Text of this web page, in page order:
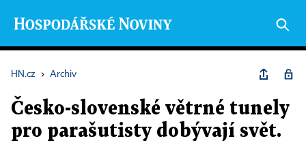
HN.cz › Archiv
Česko-slovenské větrné tunely
pro parašutisty dobývají svět.